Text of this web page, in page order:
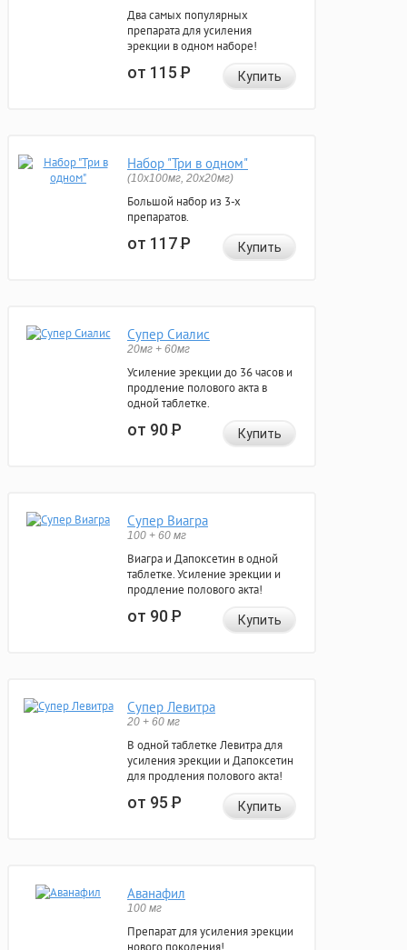
Два самых популярных
препарата для усиления
эрекции в одном наборе!
от 115Р Купить
Набор "Три в одном"
(10x100мг, 20x20мг)
Большой набор из 3-х
препаратов.
от 117Р Купить
Супер Сиалис
20мг + 60мг
Усиление эрекции до 36 часов и
продление полового акта в
одной таблетке.
от 90Р Купить
Супер Виагра
100 + 60 мг
Виагра и Дапоксетин в одной
таблетке. Усиление эрекции и
продление полового акта!
от 90Р Купить
Супер Левитра
20 + 60 мг
В одной таблетке Левитра для
усиления эрекции и Дапоксетин
для продления полового акта!
от 95Р Купить
Аванафил
100 мг
Препарат для усиления эрекции